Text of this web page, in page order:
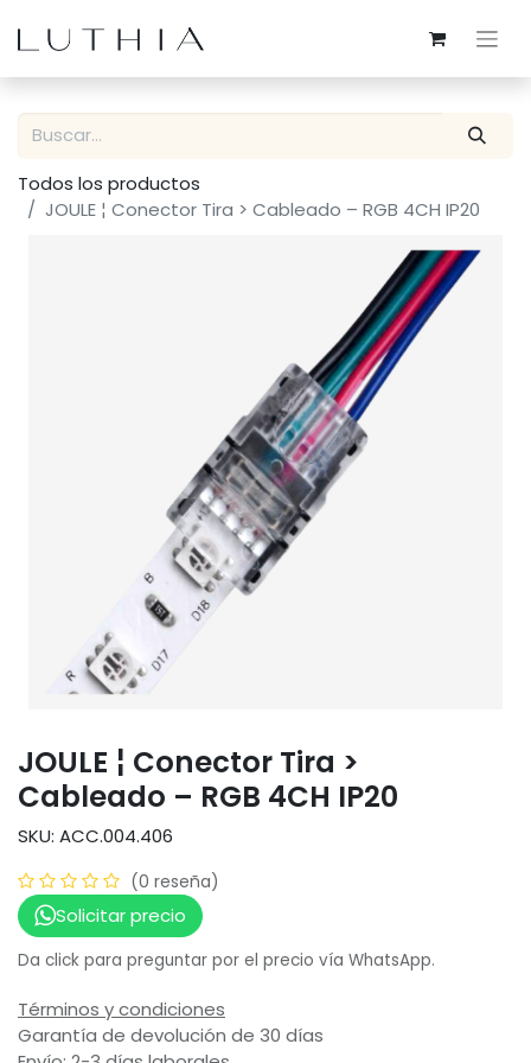
Todos los productos
JOULE ¦ Conector Tira > Cableado – RGB 4CH IP20
JOULE ¦ Conector Tira >
Cableado – RGB 4CH IP20
SKU: ACC.004.406
(0 reseña)
Solicitar precio
Da click para preguntar por el precio vía WhatsApp.
Términos y condiciones
Garantía de devolución de 30 días